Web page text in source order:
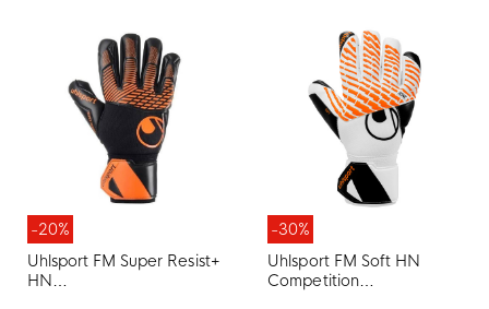
-20%
Uhlsport FM Super Resist+
HN
-30%
Uhlsport FM Soft HN
Competition